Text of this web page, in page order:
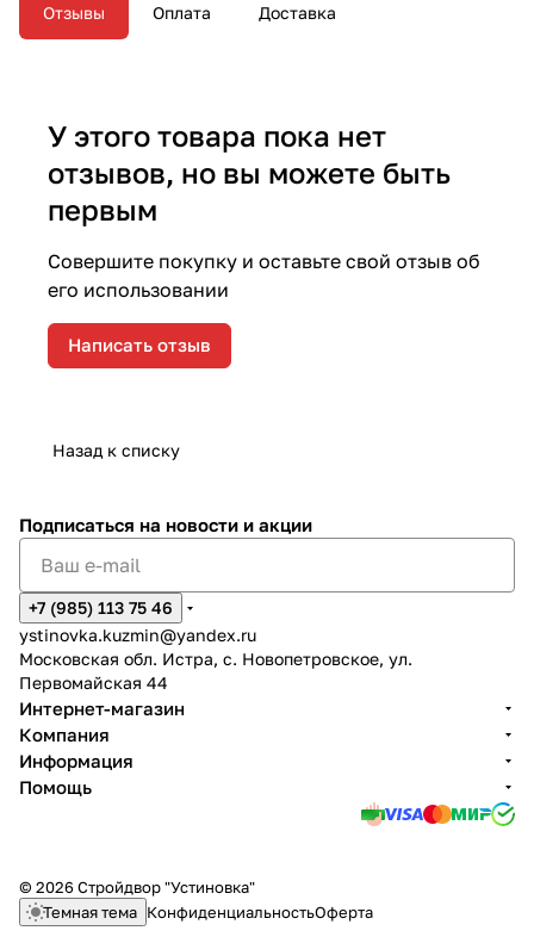
Отзывы Оплата Доставка
У этого товара пока нет
отзывов, но вы можете быть
первым
Совершите покупку и оставьте свой отзыв об
его использовании
Написать отзыв
Назад к списку
Подписаться на новости и акции
+7 (985) 113 75 46
ystinovka.kuzmin@yandex.ru
Московская обл. Истра, с. Новопетровское, ул.
Первомайская 44
Интернет-магазин
Компания
Информация
Помощь
© 2026 Стройдвор "Устиновка"
Темная тема КонфиденциальностьОферта